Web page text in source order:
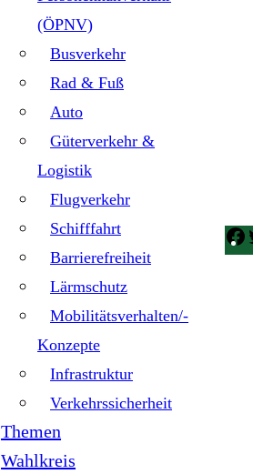
(ÖPNV)
Busverkehr
Rad & Fuß
Auto
Güterverkehr &
Logistik
Flugverkehr
Schifffahrt
Barrierefreiheit
Lärmschutz
Mobilitätsverhalten/-
Konzepte
Infrastruktur
Verkehrssicherheit
Themen
Wahlkreis